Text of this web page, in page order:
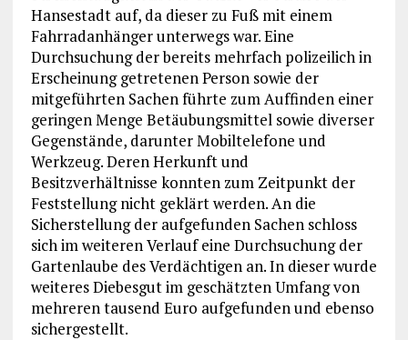
Hansestadt auf, da dieser zu Fuß mit einem
Fahrradanhänger unterwegs war. Eine
Durchsuchung der bereits mehrfach polizeilich in
Erscheinung getretenen Person sowie der
mitgeführten Sachen führte zum Auffinden einer
geringen Menge Betäubungsmittel sowie diverser
Gegenstände, darunter Mobiltelefone und
Werkzeug. Deren Herkunft und
Besitzverhältnisse konnten zum Zeitpunkt der
Feststellung nicht geklärt werden. An die
Sicherstellung der aufgefunden Sachen schloss
sich im weiteren Verlauf eine Durchsuchung der
Gartenlaube des Verdächtigen an. In dieser wurde
weiteres Diebesgut im geschätzten Umfang von
mehreren tausend Euro aufgefunden und ebenso
sichergestellt.